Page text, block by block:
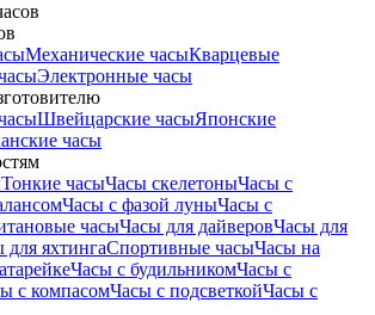
Механические часыКварцевые
Электронные часы
Швейцарские часыЯпонские
часы
Тонкие часыЧасы скелетоныЧасы с
Часы с фазой луныЧасы с
часыЧасы для дайверовЧасы для
для яхтингаСпортивные часыЧасы на
Часы с будильникомЧасы с
с компасомЧасы с подсветкойЧасы с